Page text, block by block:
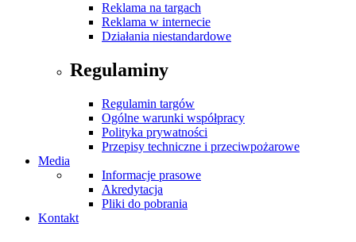
Reklama na targach
Reklama w internecie
Działania niestandardowe
Regulaminy
Regulamin targów
Ogólne warunki współpracy
Polityka prywatności
Przepisy techniczne i przeciwpożarowe
Media
Informacje prasowe
Akredytacja
Pliki do pobrania
Kontakt